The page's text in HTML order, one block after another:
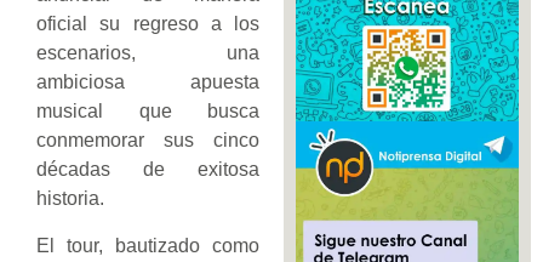
oficial su regreso a los
escenarios, una
ambiciosa apuesta
musical que busca
conmemorar sus cinco
décadas de exitosa
historia.
El tour, bautizado como